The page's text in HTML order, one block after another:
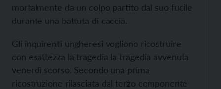
mortalmente da un colpo partito dal suo fucile
durante una battuta di caccia.
Gli inquirenti ungheresi vogliono ricostruire
con esattezza la tragedia la tragedia avvenuta
venerdì scorso. Secondo una prima
ricostruzione rilasciata dal terzo componente